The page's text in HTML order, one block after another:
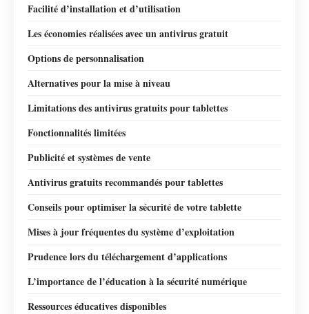
Facilité d’installation et d’utilisation
Les économies réalisées avec un antivirus gratuit
Options de personnalisation
Alternatives pour la mise à niveau
Limitations des antivirus gratuits pour tablettes
Fonctionnalités limitées
Publicité et systèmes de vente
Antivirus gratuits recommandés pour tablettes
Conseils pour optimiser la sécurité de votre tablette
Mises à jour fréquentes du système d’exploitation
Prudence lors du téléchargement d’applications
L’importance de l’éducation à la sécurité numérique
Ressources éducatives disponibles